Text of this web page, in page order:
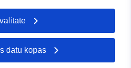
datu kopas